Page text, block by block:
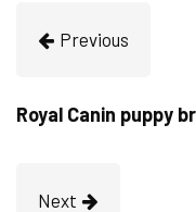
Previous
Royal Canin puppy
Next